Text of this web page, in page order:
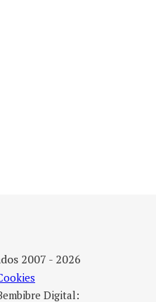
2007 - 2026
Digital: